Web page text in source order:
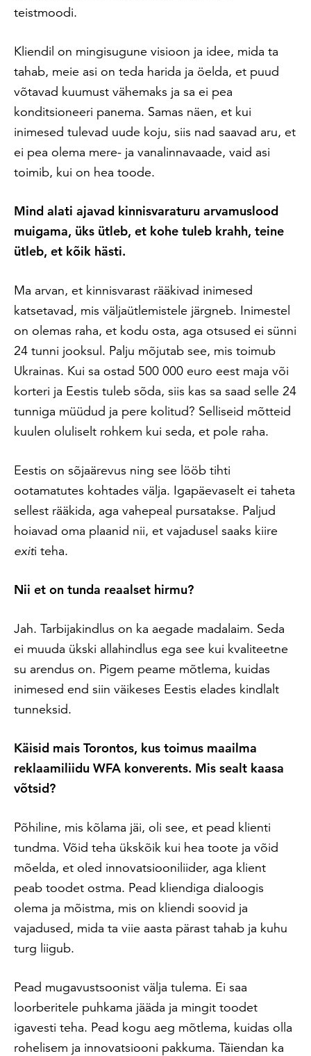
teistmoodi.
Kliendil on mingisugune visioon ja idee, mida ta
tahab, meie asi on teda harida ja öelda, et puud
võtavad kuumust vähemaks ja sa ei pea
konditsioneeri panema. Samas näen, et kui
inimesed tulevad uude koju, siis nad saavad aru, et
ei pea olema mere- ja vanalinnavaade, vaid asi
toimib, kui on hea toode.
Mind alati ajavad kinnisvaraturu arvamuslood
muigama, üks ütleb, et kohe tuleb krahh, teine
ütleb, et kõik hästi.
Ma arvan, et kinnisvarast rääkivad inimesed
katsetavad, mis väljaütlemistele järgneb. Inimestel
on olemas raha, et kodu osta, aga otsused ei sünni
24 tunni jooksul. Palju mõjutab see, mis toimub
Ukrainas. Kui sa ostad 500 000 euro eest maja või
korteri ja Eestis tuleb sõda, siis kas sa saad selle 24
tunniga müüdud ja pere kolitud? Selliseid mõtteid
kuulen oluliselt rohkem kui seda, et pole raha.
Eestis on sõjaärevus ning see lööb tihti
ootamatutes kohtades välja. Igapäevaselt ei taheta
sellest rääkida, aga vahepeal pursatakse. Paljud
hoiavad oma plaanid nii, et vajadusel saaks kiire
exiti teha.
Nii et on tunda reaalset hirmu?
Jah. Tarbijakindlus on ka aegade madalaim. Seda
ei muuda ükski allahindlus ega see kui kvaliteetne
su arendus on. Pigem peame mõtlema, kuidas
inimesed end siin väikeses Eestis elades kindlalt
tunneksid.
Käisid mais Torontos, kus toimus maailma
reklaamiliidu WFA konverents. Mis sealt kaasa
võtsid?
Põhiline, mis kõlama jäi, oli see, et pead klienti
tundma. Võid teha ükskõik kui hea toote ja võid
mõelda, et oled innovatsiooniliider, aga klient
peab toodet ostma. Pead kliendiga dialoogis
olema ja mõistma, mis on kliendi soovid ja
vajadused, mida ta viie aasta pärast tahab ja kuhu
turg liigub.
Pead mugavustsoonist välja tulema. Ei saa
loorberitele puhkama jääda ja mingit toodet
igavesti teha. Pead kogu aeg mõtlema, kuidas olla
rohelisem ja innovatsiooni pakkuma. Täiendan ka